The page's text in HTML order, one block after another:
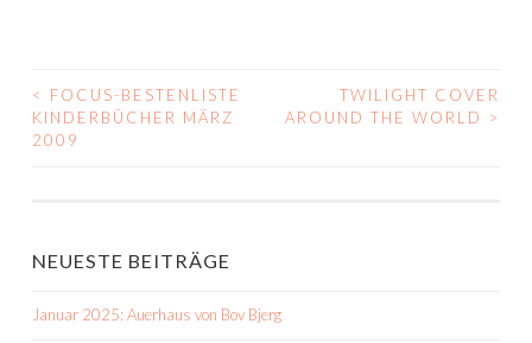
BEITRAGS-
NAVIGATION
<
FOCUS-BESTENLISTE
KINDERBÜCHER MÄRZ
2009
TWILIGHT COVER
AROUND THE WORLD
>
NEUESTE BEITRÄGE
Januar 2025: Auerhaus von Bov Bjerg